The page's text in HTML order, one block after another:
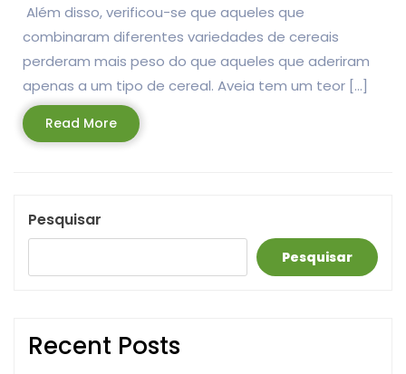
Além disso, verificou-se que aqueles que
combinaram diferentes variedades de cereais
perderam mais peso do que aqueles que aderiram
apenas a um tipo de cereal. Aveia tem um teor […]
Read MoreRead
More
Pesquisar
Pesquisar
Recent Posts